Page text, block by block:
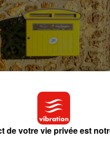
prix du timbre augmente
de votre vie privée est